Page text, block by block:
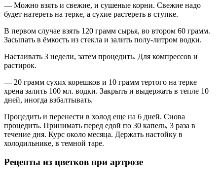
—Можно взять и свежие, и сушеные корни. Свежие надо
будет натереть на терке, а сухие растереть в ступке.
В первом случае взять 120 грамм сырья, во втором 60 грамм.
Засыпать в ёмкость из стекла и залить полу-литром водки.
Настаивать 3 недели, затем процедить. Для компрессов и
растирок.
—20 грамм сухих корешков и 10 грамм тертого на терке
хрена залить 100 мл. водки. Закрыть и выдержать в тепле 10
дней, иногда взбалтывать.
Процедить и перенести в холод еще на 6 дней. Снова
процедить. Принимать перед едой по 30 капель, 3 раза в
течение дня. Курс около месяца. Держать настойку в
холодильнике, в темной таре.
Рецепты из цветков при артрозе